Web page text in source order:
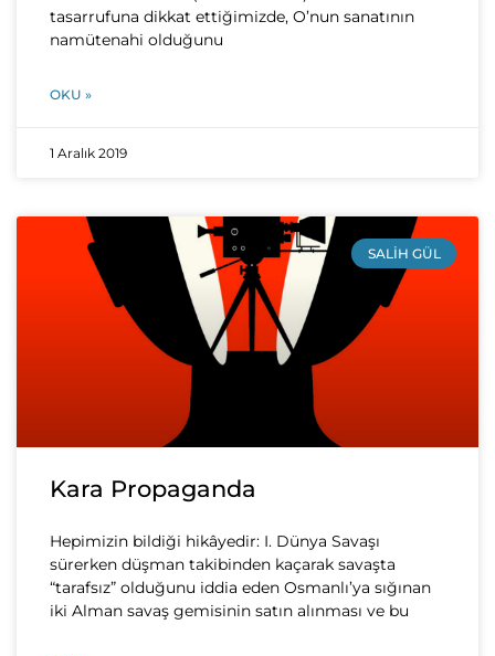
tasarrufuna dikkat ettiğimizde, O’nun sanatının
namütenahi olduğunu
OKU »
1 Aralık 2019
SALIH GÜL
Kara Propaganda
Hepimizin bildiği hikâyedir: I. Dünya Savaşı
sürerken düşman takibinden kaçarak savaşta
“tarafsız” olduğunu iddia eden Osmanlı’ya sığınan
iki Alman savaş gemisinin satın alınması ve bu